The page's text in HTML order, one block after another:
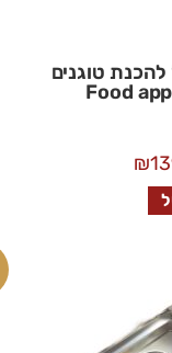
טוגנים
₪